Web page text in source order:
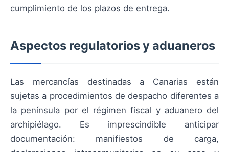
cumplimiento de los plazos de entrega.
Aspectos regulatorios y aduaneros
Las mercancías destinadas a Canarias están
sujetas a procedimientos de despacho diferentes a
la península por el régimen fiscal y aduanero del
archipiélago. Es imprescindible anticipar
documentación: manifiestos de carga,